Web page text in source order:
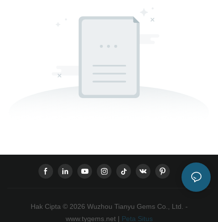
Hak Cipta © 2026 Wuzhou Tianyu Gems Co., Ltd. -
www.tygems.net | Peta Situs